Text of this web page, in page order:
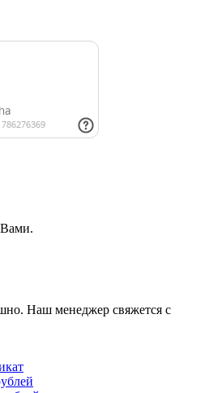
Наш менеджер свяжется с